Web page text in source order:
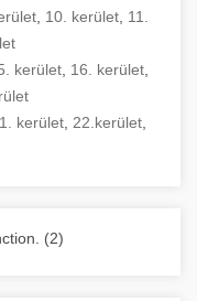
, 10. kerület, 11.
kerület 16. kerület
kerület 22.kerület
(2)